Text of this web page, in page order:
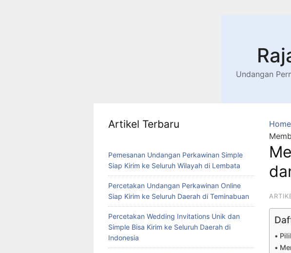
Undangan
Home
Artikel Terbaru
Pemesanan Undangan Perkawinan Simple
Siap Kirim ke Seluruh Wilayah di Lembata
Percetakan Undangan Perkawinan Online
Siap Kirim ke Seluruh Daerah di Teminabuan
Percetakan Wedding Invitations Unik dan
Simple Bisa Kirim ke Seluruh Daerah di
Indonesia